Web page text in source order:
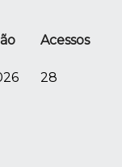
Acessos
28